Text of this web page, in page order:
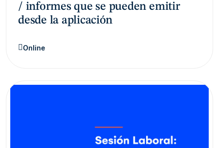
/ informes que se pueden emitir
desde la aplicación
Online